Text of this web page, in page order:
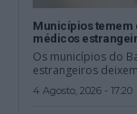
Municípios temem
médicos
Os municípios do
estrangeiros
4 Agosto, 2026 - 17:20